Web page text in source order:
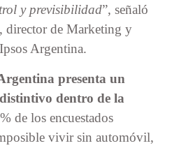
y previsibilidad”, señaló
director de Marketing y
Argentina.
presenta un
dentro de la
de los encuestados
vivir sin automóvil,